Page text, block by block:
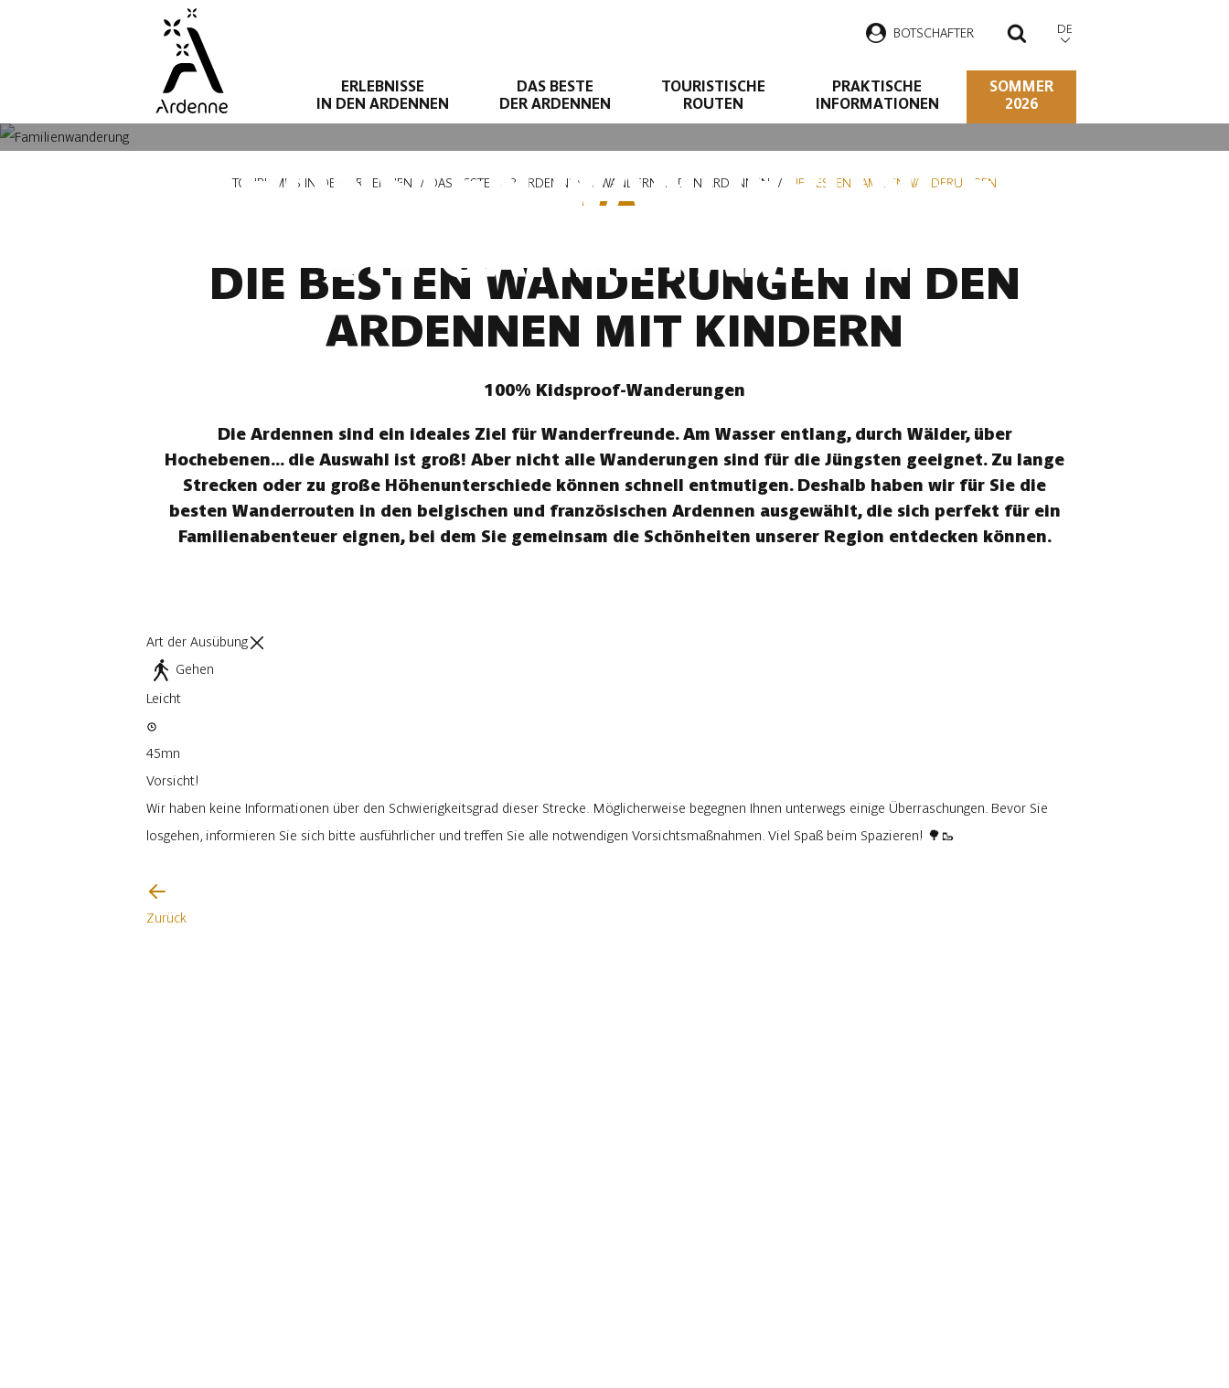
BOTSCHAFTER SUCHEN
DE
ERLEBNISSE
IN DEN ARDENNEN
DAS BESTE
DER ARDENNEN
TOURISTISCHE
ROUTEN
PRAKTISCHE
INFORMATIONEN
SOMMER
2026
DIE SCHÖNSTEN WANDERUNGEN FÜR
DIE GANZE FAMILIE
TOURISMUS IN DEN ARDENNEN DAS BESTE DER ARDENNEN WANDERN IN DEN ARDENNEN DIE BESTEN FAMILIENWANDERUNGEN
DIE BESTEN WANDERUNGEN IN DEN
ARDENNEN MIT KINDERN
100% Kidsproof-Wanderungen
Die Ardennen sind ein ideales Ziel für Wanderfreunde. Am Wasser entlang, durch Wälder, über
Hochebenen... die Auswahl ist groß! Aber nicht alle Wanderungen sind für die Jüngsten geeignet. Zu lange
Strecken oder zu große Höhenunterschiede können schnell entmutigen. Deshalb haben wir für Sie die
besten Wanderrouten in den belgischen und französischen Ardennen ausgewählt, die sich perfekt für ein
Familienabenteuer eignen, bei dem Sie gemeinsam die Schönheiten unserer Region entdecken können.
Art der Ausübung
Gehen
Leicht
45mn
Vorsicht!
Wir haben keine Informationen über den Schwierigkeitsgrad dieser Strecke. Möglicherweise begegnen Ihnen unterwegs einige Überraschungen. Bevor Sie
losgehen, informieren Sie sich bitte ausführlicher und treffen Sie alle notwendigen Vorsichtsmaßnahmen. Viel Spaß beim Spazieren! 🌳🥾
Zurück